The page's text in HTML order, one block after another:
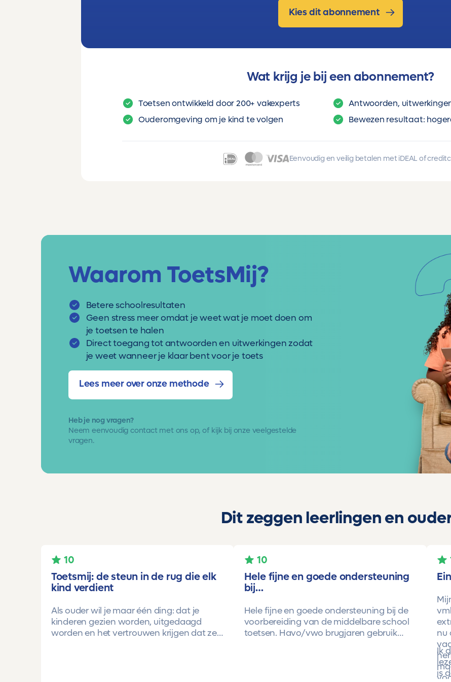
Kies dit abonnement
Wat krijg je bij een abonnement?
Toetsen ontwikkeld door 200+ vakexperts
Antwoorden,
Ouderomgeving om je kind te volgen
Bewezen resultaat:
Eenvoudig en veilig betalen met iDEAL of
Waarom ToetsMij?
Betere schoolresultaten
Geen stress meer omdat je weet wat je moet doen om
je toetsen te halen
Direct toegang tot antwoorden en uitwerkingen zodat
je weet wanneer je klaar bent voor je toets
Lees meer over onze methode
Heb je nog vragen?
Neem eenvoudigcontact met ons op, of kijk bij onze veelgestelde
vragen.
Dit zeggen leerlingen en
10
Toetsmij: de steun in de rug die elk
kind verdient
Als ouder wil je maar één ding: dat je
kinderen gezien worden, uitgedaagd
worden en het vertrouwen krijgen dat ze
10
Hele fijne en goede ondersteuning
bij…
Hele fijne en goede ondersteuning bij de
voorbereiding van de middelbare school
toetsen. Havo/vwo brugjaren gebruik
nu
Ik
is